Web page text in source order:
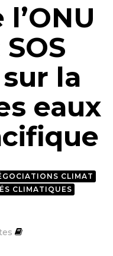
la
eaux
CLIMAT
CLIMATIQUES
FACEBOOK
SUR